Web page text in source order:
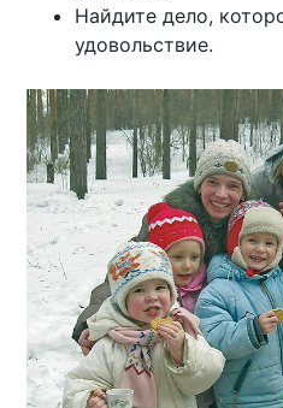
Найдите дело,
удовольствие.